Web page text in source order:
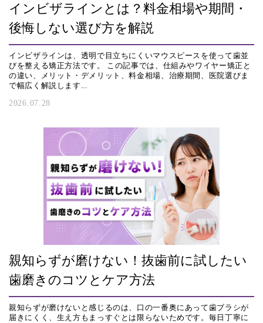
インビザラインとは？料金相場や期間・
後悔しない選び方を解説
インビザラインは、透明で目立ちにくいマウスピースを使って歯並
びを整える矯正方法です。 この記事では、仕組みやワイヤー矯正と
の違い、メリット・デメリット、料金相場、治療期間、医院選びま
で幅広く解説します...
2026.07.28
親知らずが磨けない！抜歯前に試したい
歯磨きのコツとケア方法
親知らずが磨けないと感じるのは、口の一番奥にあって歯ブラシが
届きにくく、生え方もまっすぐとは限らないためです。毎日丁寧に